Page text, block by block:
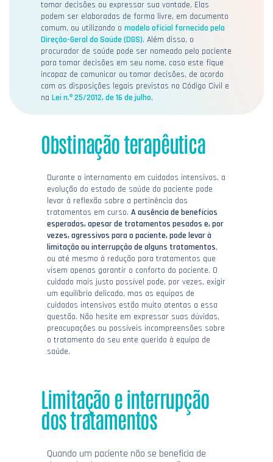
tomar decisões ou expressar sua vontade. Elas
podem ser elaboradas de forma livre, em documento
comum, ou utilizando o modelo oficial fornecido pela
Direção-Geral da Saúde (DGS). Além disso, o
procurador de saúde pode ser nomeado pelo paciente
para tomar decisões em seu nome, caso este fique
incapaz de comunicar ou tomar decisões, de acordo
com as disposições legais previstas no Código Civil e
na Lei n.º 25/2012, de 16 de julho.
Obstinação terapêutica
Durante o internamento em cuidados intensivos, a
evolução do estado de saúde do paciente pode
levar à reflexão sobre a pertinência dos
tratamentos em curso. A ausência de benefícios
esperados, apesar de tratamentos pesados e, por
vezes, agressivos para o paciente, pode levar à
limitação ou interrupção de alguns tratamentos,
ou até mesmo à redução para tratamentos que
visem apenas garantir o conforto do paciente. O
cuidado mais justo possível pode, por vezes, exigir
um equilíbrio delicado, mas as equipas de
cuidados intensivos estão muito atentas a essa
questão. Não hesite em expressar suas dúvidas,
preocupações ou possíveis incompreensões sobre
o tratamento do seu ente querido à equipa de
saúde.
Limitação e interrupção
dos tratamentos
Quando um paciente não se beneficia de